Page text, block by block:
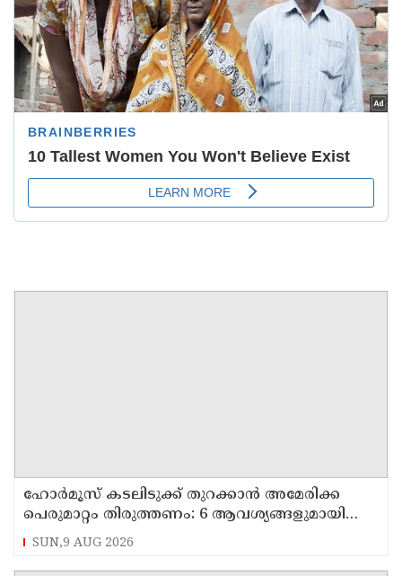
ഹോര്‍മൂസ് കടലിടുക്ക് തുറക്കാന്‍ അമേരിക്ക
പെരുമാറ്റം തിരുത്തണം: 6 ആവശ്യങ്ങളുമായി
ഇറാന്‍ ദേശീയ സുരക്ഷാ കൗണ്‍സില്‍
SUN,9 AUG 2026